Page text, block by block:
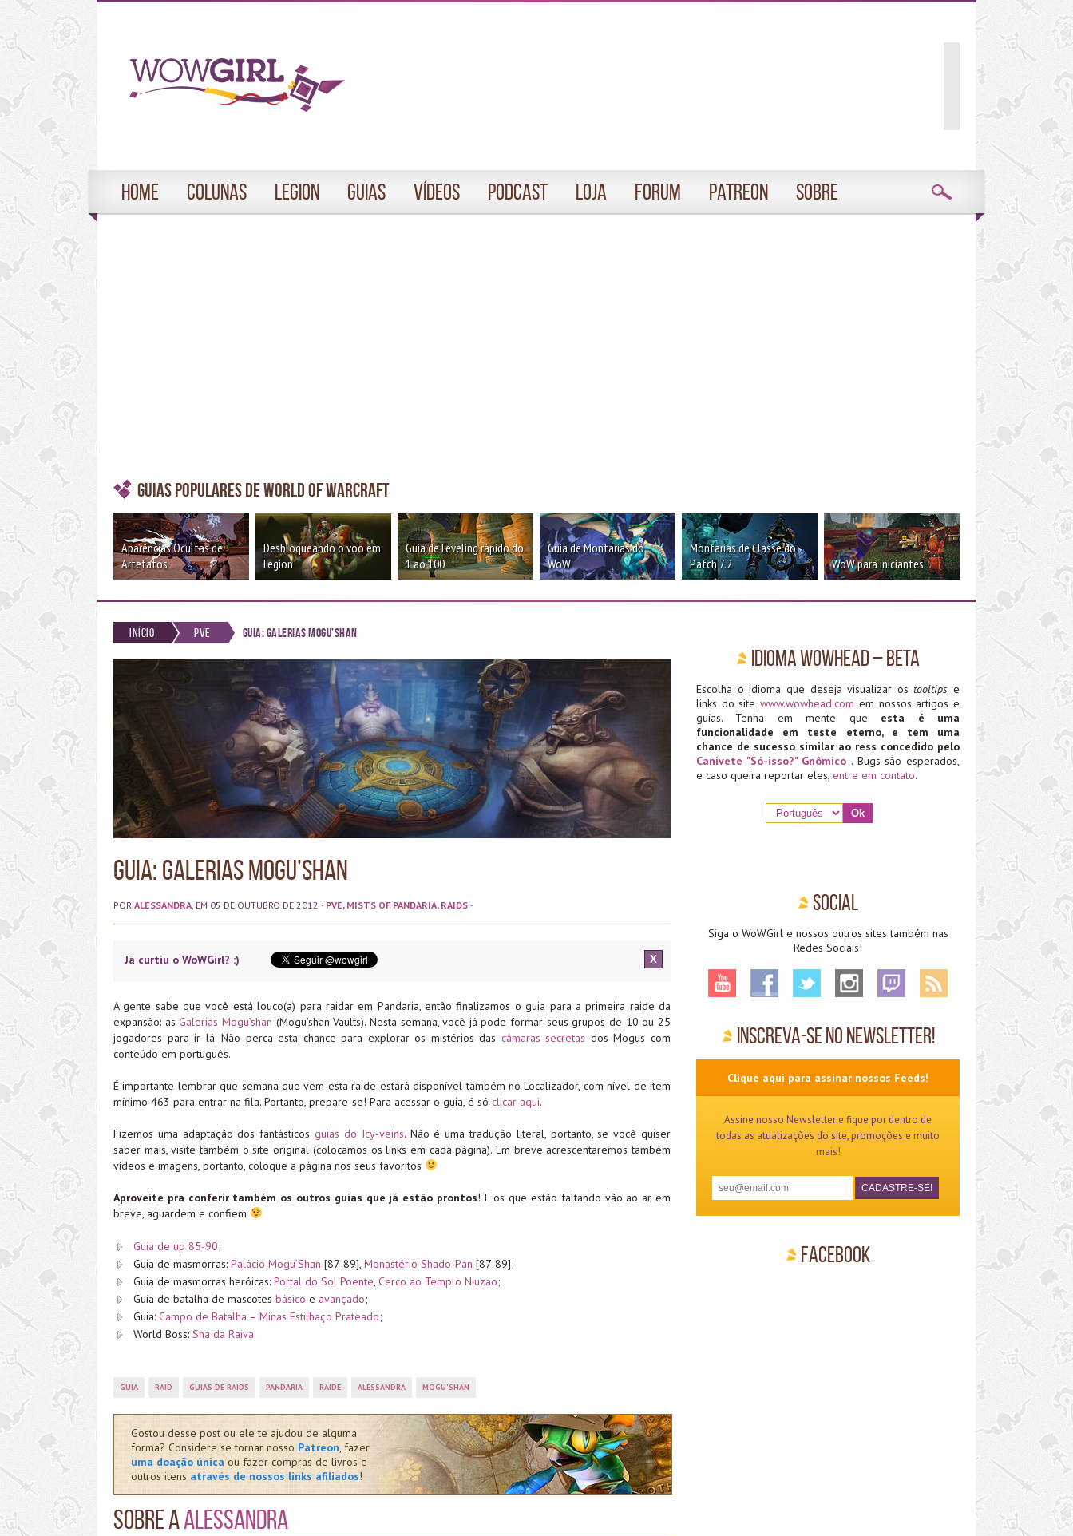
Home Colunas Legion Guias Vídeos Podcast Loja Forum Patreon Sobre
Guias Populares de World of Warcraft
Aparências Ocultas de
Artefatos
Desbloqueando o voo em
Legion
Guia de Leveling rápido do
1 ao 100
Guia de Montarias do
WoW
Montarias de Classe do
Patch 7.2
WoW para iniciantes
Início PvE Guia: Galerias Mogu’shan
Guia: Galerias Mogu’shan
POR ALESSANDRA, EM 05 DE OUTUBRO DE 2012 · PVE, MISTS OF PANDARIA, RAIDS ·
Já curtiu o WoWGirl? :) X
A gente sabe que você está louco(a) para raidar em Pandaria, então finalizamos o guia para a primeira raide da
expansão: asGalerias Mogu’shan (Mogu’shan Vaults). Nesta semana, você já pode formar seus grupos de 10 ou 25
jogadores para ir lá. Não perca esta chance para explorar os mistérios das câmaras secretas dos Mogus com
conteúdo em português.
É importante lembrar que semana que vem esta raide estará disponível também no Localizador, com nível de item
mínimo 463 para entrar na fila. Portanto, prepare-se! Para acessar o guia, é só clicar aqui.
Fizemos uma adaptação dos fantásticosguias do Icy-veins. Não é uma tradução literal, portanto, se você quiser
saber mais, visite também o site original (colocamos os links em cada página). Em breve acrescentaremos também
vídeos e imagens, portanto, coloque a página nos seus favoritos
Aproveite pra conferir também os outros guias que já estão prontos! E os que estão faltando vão ao ar em
breve, aguardem e confiem
Guia de up 85-90;
Guia de masmorras: Palácio Mogu’Shan [87-89], Monastério Shado-Pan [87-89];
Guia de masmorras heróicas: Portal do Sol Poente, Cerco ao Templo Niuzao;
Guia de batalha de mascotes básico e avançado;
Guia: Campo de Batalha – Minas Estilhaço Prateado;
World Boss: Sha da Raiva
GUIA RAID GUIAS DE RAIDS PANDARIA RAIDE ALESSANDRA MOGU'SHAN
Gostou desse post ou ele te ajudou de alguma
forma? Considere se tornar nosso Patreon, fazer
uma doação única ou fazer compras de livros e
outros itens através de nossos links afiliados!
Sobre aAlessandra
Idioma WoWHead – Beta
Escolha o idioma que deseja visualizar ostooltips e
links do sitewww.wowhead.com em nossos artigos e
guias. Tenha em mente que esta é uma
funcionalidade em teste eterno, e tem uma
chance de sucesso similar ao ress concedido pelo
Canivete "Só-isso?" Gnômico . Bugs são esperados,
e caso queira reportar eles, entre em contato.
Social
Siga o WoWGirl e nossos outros sites também nas
Redes Sociais!
Inscreva-se no Newsletter!
Clique aqui para assinar nossos Feeds!
Assine nosso Newsletter e fique por dentro de
todas as atualizações do site, promoções e muito
mais!
Facebook